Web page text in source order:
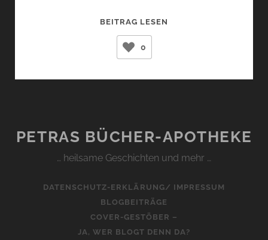
BEITRAG LESEN
0
PETRAS BÜCHER-APOTHEKE
… heilsame Geschichten und mehr …
DATENSCHUTZ-ERKLÄRUNG/ IMPRESSUM
BLOGBEITRÄGE
COVER-GESTÖBER –
JA, WER BLOGT DENN DA?